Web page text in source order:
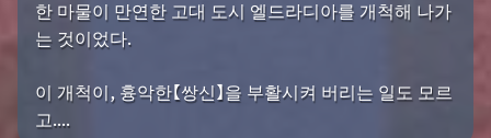
한 마물이 만연한 고대 도시 엘드라디아를 개척해 나가
는 것이었다.
이 개척이, 흉악한【쌍신】을 부활시켜 버리는 일도 모르
고....